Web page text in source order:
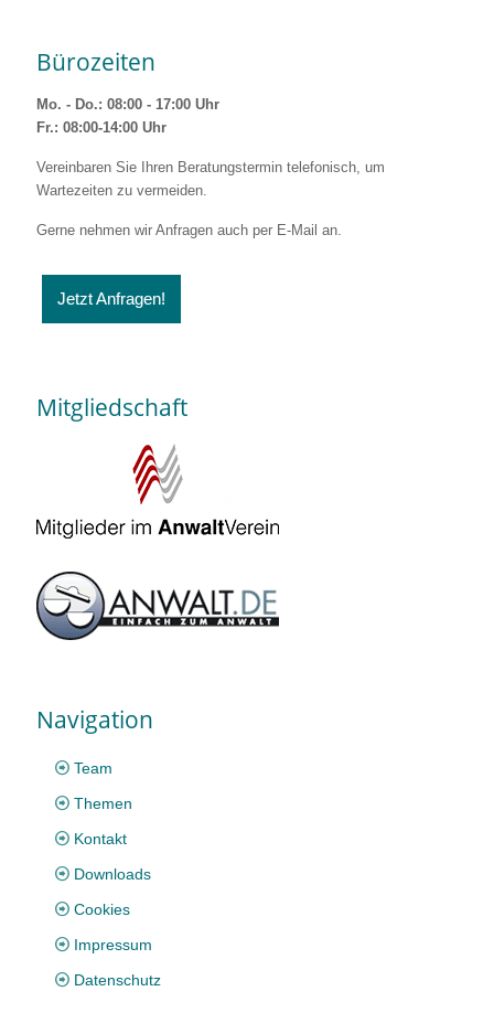
Bürozeiten
Mo. - Do.: 08:00 - 17:00 Uhr
Fr.: 08:00-14:00 Uhr
Vereinbaren Sie Ihren Beratungstermin telefonisch, um
Wartezeiten zu vermeiden.
Gerne nehmen wir Anfragen auch per E-Mail an.
Jetzt Anfragen!
Mitgliedschaft
Navigation
Team
Themen
Kontakt
Downloads
Cookies
Impressum
Datenschutz